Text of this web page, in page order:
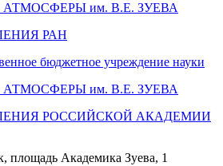
АТМОСФЕРЫ им. В.Е. ЗУЕВА
РАН
бюджетное учреждение науки
АТМОСФЕРЫ им. В.Е. ЗУЕВА
РОССИЙСКОЙ АКАДЕМИИ
площадь Академика Зуева, 1